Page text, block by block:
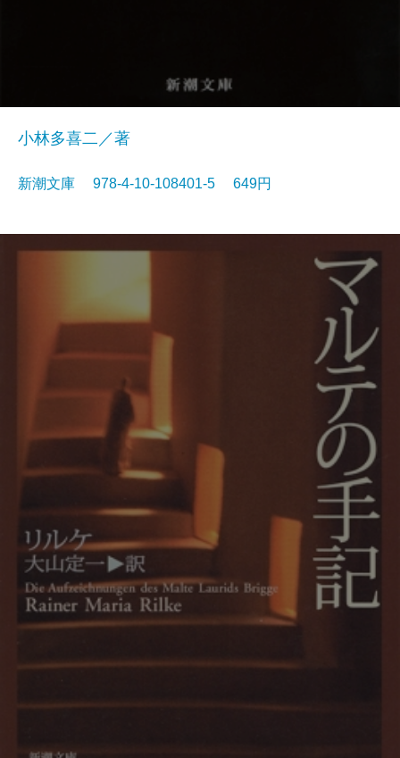
小林多喜二／著
新潮文庫 978-4-10-108401-5 649円